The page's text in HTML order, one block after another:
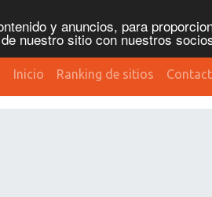
y anuncios, para
nuestro sitio con nuestros
Inicio Ranking de sitios